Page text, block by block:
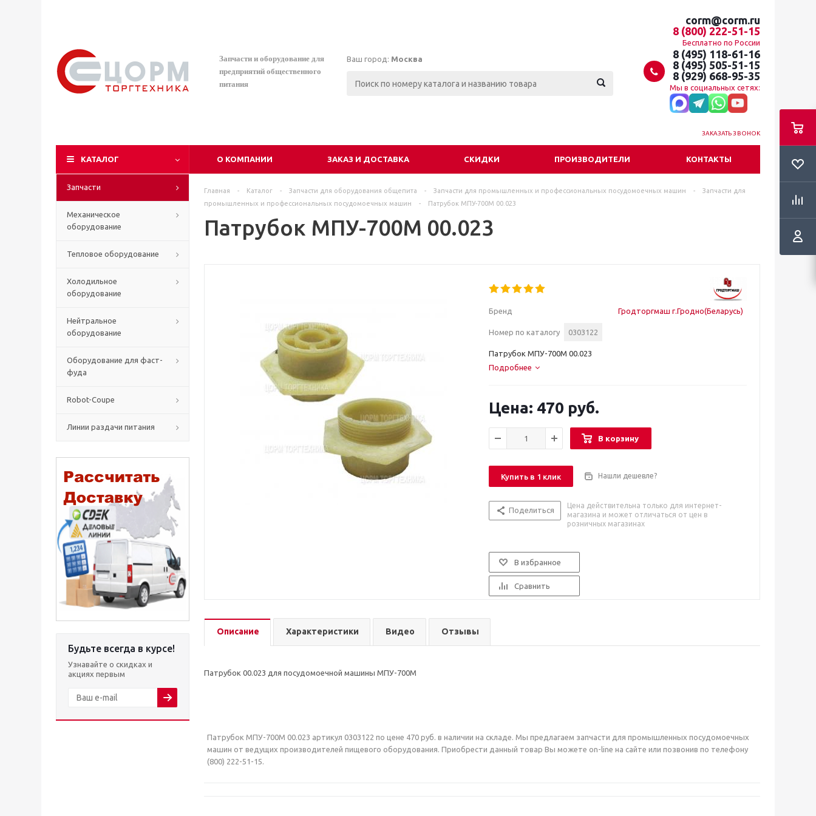
Запчасти и оборудование для
предприятий общественного
питания
Ваш город: Москва
corm@corm.ru
8 (800) 222-51-15
Бесплатно по России
8 (495) 118-61-16
8 (495) 505-51-15
8 (929) 668-95-35
Мы в социальных сетях:
ЗАКАЗАТЬ ЗВОНОК
КАТАЛОГ О КОМПАНИИ ЗАКАЗ И ДОСТАВКА СКИДКИ ПРОИЗВОДИТЕЛИ КОНТАКТЫ
Запчасти
Механическое
оборудование
Тепловое оборудование
Холодильное
оборудование
Нейтральное
оборудование
Оборудование для фаст-
фуда
Robot-Coupe
Линии раздачи питания
Будьте всегда в курсе!
Узнавайте о скидках и
акциях первым
Главная - Каталог - Запчасти для оборудования общепита - Запчасти для промышленных и профессиональных посудомоечных машин -
Запчасти для
промышленных и профессиональных посудомоечных машин
- Патрубок МПУ-700М 00.023
Патрубок МПУ-700М 00.023
Бренд Гродторгмаш г.Гродно(Беларусь)
Номер по каталогу 0303122
Патрубок МПУ-700М 00.023
Подробнее
470 руб.
В корзину
Купить в 1 клик Нашли дешевле?
Поделиться
Цена действительна только для интернет-
магазина и может отличаться от цен в
розничных магазинах
В избранное
Сравнить
Описание Характеристики Видео Отзывы
Патрубок 00.023 для посудомоечной машины МПУ-700М
Патрубок МПУ-700М 00.023 артикул 0303122 по цене 470 руб. в наличии на складе. Мы предлагаем запчасти для промышленных посудомоечных
машин от ведущих производителей пищевого оборудования. Приобрести данный товар Вы можете on-line на сайте или позвонив по телефону
(800) 222-51-15.